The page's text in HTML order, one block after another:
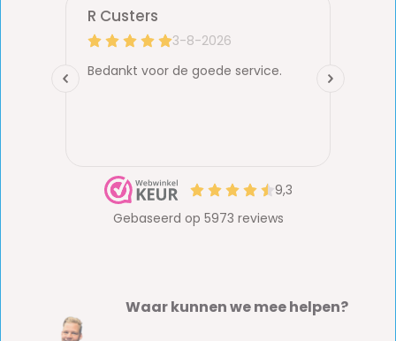
Waar kunnen we mee helpen?